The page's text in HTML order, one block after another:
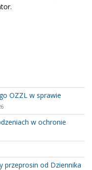
OZZL w sprawie
w ochronie
przeprosin od Dziennika